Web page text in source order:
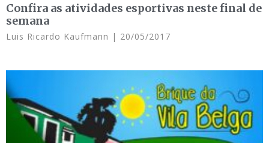
Confira as atividades esportivas neste final de
semana
Luis Ricardo Kaufmann 20/05/2017